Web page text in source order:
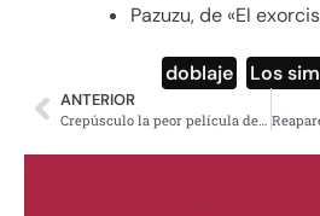
Pazuzu, de «El
doblaje Los
ANTERIOR